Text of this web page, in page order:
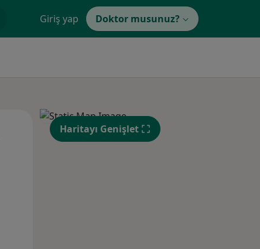
Giriş yap Doktor musunuz?
10 Ağustos
Sal,
11 Ağustos
Çar,
12 Ağustos
Haritayı Genişlet